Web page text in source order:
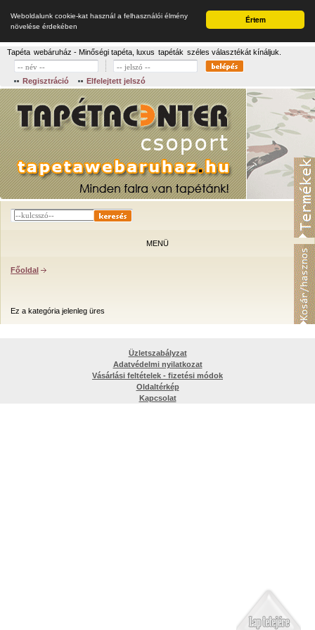
Értem
Weboldalunk cookie-kat használ a felhasználói élmény
növelése érdekében
Tapéta webáruház - Minőségi tapéta, luxus tapéták széles választékát kínáljuk.
Regisztráció Elfelejtett jelszó
MENÜ
Főoldal
Ez a kategória jelenleg üres
Üzletszabályzat
Adatvédelmi nyilatkozat
Vásárlási feltételek - fizetési módok
Oldaltérkép
Kapcsolat